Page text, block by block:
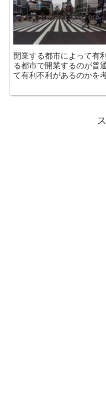
開業する都市によって有
る都市で開業するのが普
て有利不利があるのかを